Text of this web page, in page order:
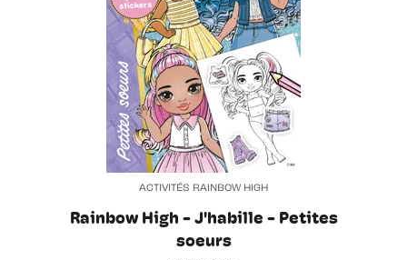
ACTIVITÉS RAINBOW HIGH
Rainbow High - J'habille - Petites
soeurs